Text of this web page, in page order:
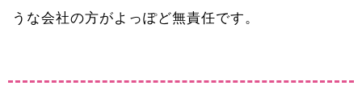
うな会社の方がよっぽど無責任です。